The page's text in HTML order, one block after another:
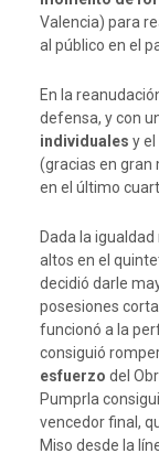
Valencia) para
al público en el
En la
defensa, y con
individuales y
(gracias en gran
en el último
Dada la
altos en el
decidió darle
posesiones
funcionó a la
consiguió
esfuerzo del
Pumprla
vencedor final,
Miso desde la